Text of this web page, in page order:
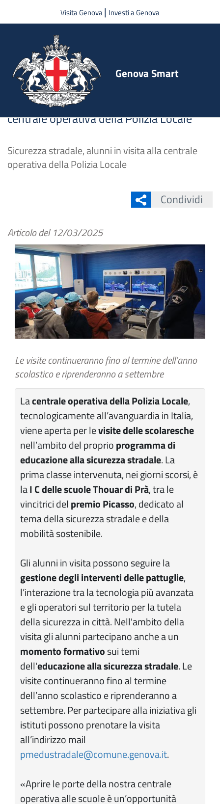
al
principale
Visita Genova| Investi a Genova
Genova Smart
Sicurezza stradale, alunni in visita alla
centrale operativa della Polizia Locale
Sicurezza stradale, alunni in visita alla centrale
operativa della Polizia Locale
Condividi
Articolo del 12/03/2025
Le visite continueranno fino al termine dell’anno
scolastico e riprenderanno a settembre
Lacentrale operativa della Polizia Locale,
tecnologicamente all’avanguardia in Italia,
viene aperta per levisite delle scolaresche
nell’ambito del proprioprogramma di
educazione alla sicurezza stradale. La
prima classe intervenuta, nei giorni scorsi, è
laI C delle scuole Thouar di Prà, tra le
vincitrici del premio Picasso, dedicato al
tema della sicurezza stradale e della
mobilità sostenibile.
Gli alunni in visita possono seguire la
gestione degli interventi delle pattuglie,
l’interazione tra la tecnologia più avanzata
e gli operatori sul territorio per la tutela
della sicurezza in città. Nell'ambito della
visita gli alunni partecipano anche a un
momento formativosui temi
dell'educazione alla sicurezza stradale. Le
visite continueranno fino al termine
dell’anno scolastico e riprenderanno a
settembre. Per partecipare alla iniziativa gli
istituti possono prenotare la visita
all’indirizzo mail
pmedustradale@comune.genova.it.
«Aprire le porte della nostra centrale
operativa alle scuole è un’opportunità